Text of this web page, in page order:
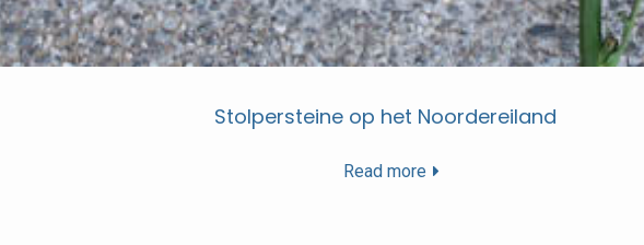
Stolpersteine op het Noordereiland
Read more